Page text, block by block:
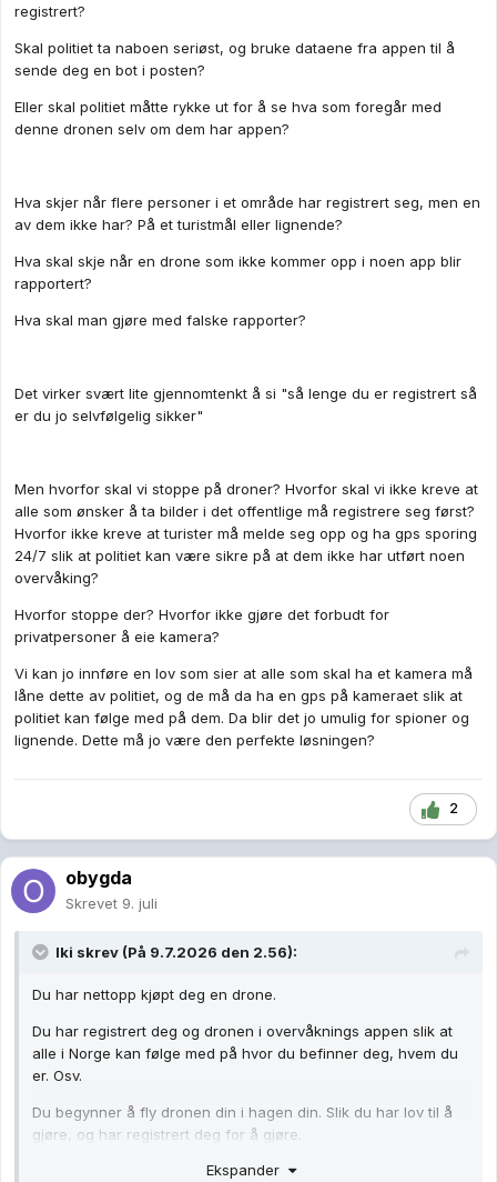
registrert?
Skal politiet ta naboen seriøst, og bruke dataene fra appen til å
sende deg en bot i posten?
Eller skal politiet måtte rykke ut for å se hva som foregår med
denne dronen selv om dem har appen?
Hva skjer når flere personer i et område har registrert seg, men en
av dem ikke har? På et turistmål eller lignende?
Hva skal skje når en drone som ikke kommer opp i noen app blir
rapportert?
Hva skal man gjøre med falske rapporter?
Det virker svært lite gjennomtenkt å si "så lenge du er registrert så
er du jo selvfølgelig sikker"
Men hvorfor skal vi stoppe på droner? Hvorfor skal vi ikke kreve at
alle som ønsker å ta bilder i det offentlige må registrere seg først?
Hvorfor ikke kreve at turister må melde seg opp og ha gps sporing
24/7 slik at politiet kan være sikre på at dem ikke har utført noen
overvåking?
Hvorfor stoppe der? Hvorfor ikke gjøre det forbudt for
privatpersoner å eie kamera?
Vi kan jo innføre en lov som sier at alle som skal ha et kamera må
låne dette av politiet, og de må da ha en gps på kameraet slik at
politiet kan følge med på dem. Da blir det jo umulig for spioner og
lignende. Dette må jo være den perfekte løsningen?
2
obygda
Skrevet 9. juli
Iki skrev (På 9.7.2026 den 2.56):
Du har nettopp kjøpt deg en drone.
Du har registrert deg og dronen i overvåknings appen slik at
alle i Norge kan følge med på hvor du befinner deg, hvem du
er. Osv.
Du begynner å fly dronen din i hagen din. Slik du har lov til å
gjøre, og har registrert deg for å gjøre.
Naboen din føler dette er ubehagelig, han synes dette er
Ekspander